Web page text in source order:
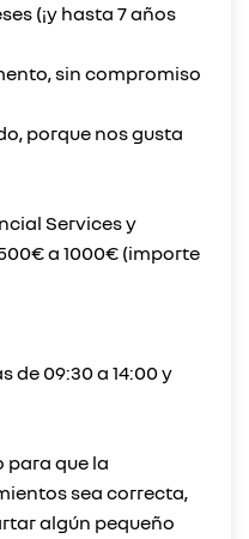
(¡y hasta 7 años
sin compromiso
porque nos gusta
Services y
a 1000€ (importe
de 09:30 a 14:00 y
para que la
sea correcta,
algún pequeño